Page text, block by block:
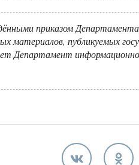
приказом
материалов, публикуемых
Департамент